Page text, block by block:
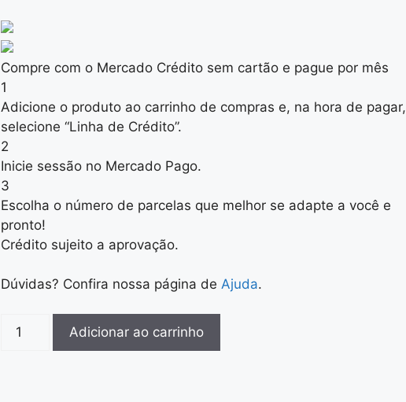
Compre com o Mercado Crédito sem cartão e pague por mês
1
Adicione o produto ao carrinho de compras e, na hora de pagar,
selecione “Linha de Crédito”.
2
Inicie sessão no Mercado Pago.
3
Escolha o número de parcelas que melhor se adapte a você e
pronto!
Crédito sujeito a aprovação.
Dúvidas? Confira nossa página de Ajuda.
Adicionar ao carrinho